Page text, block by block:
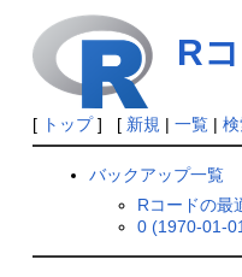
R
[ トップ] [ 新規 | 一覧|
バックアップ一覧
Rコードの最
0 (1970-01-